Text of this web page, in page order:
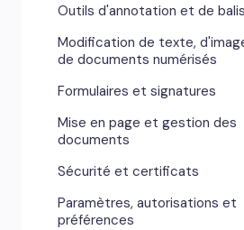
Outils d'annotation et de
Modification de texte,
de documents numérisés
Formulaires et signatures
Mise en page et gestion des
documents
Sécurité et certificats
Paramètres, autorisations et
préférences